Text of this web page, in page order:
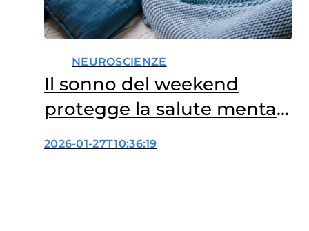
NEUROSCIENZE
Il sonno del weekend
protegge la salute mentale
dei giovani?
2026-01-27T10:36:19